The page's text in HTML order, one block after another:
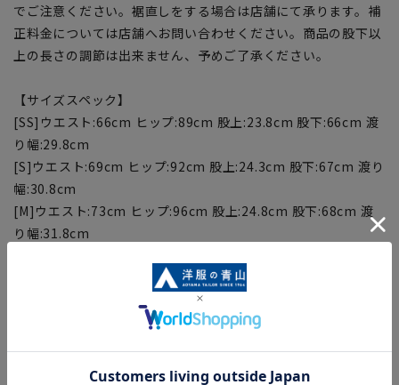
でご注意ください。裾直しをする場合は店舗にて承ります。補
正料金については店舗へお問い合わせください。商品の股下以
上の長さの調節は出来ません、予めご了承ください。
【サイズスペック】
[SS]ウエスト:66cm ヒップ:89cm 股上:23.8cm 股下:66cm 渡
り幅:29.8cm
[S]ウエスト:69cm ヒップ:92cm 股上:24.3cm 股下:67cm 渡り
幅:30.8cm
[M]ウエスト:73cm ヒップ:96cm 股上:24.8cm 股下:68cm 渡
り幅:31.8cm
[LL]ウエスト:83cm ヒップ:108cm 股上:26.8cm 股下:70cm